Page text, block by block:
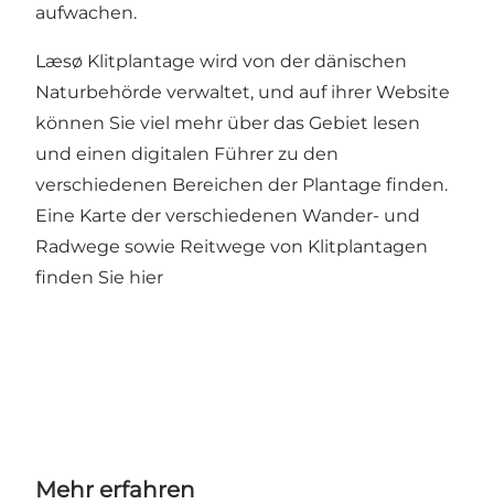
aufwachen.
Læsø Klitplantage wird von der dänischen
Naturbehörde verwaltet, und auf ihrer Website
können Sie viel mehr über das Gebiet lesen
und einen digitalen Führer zu den
verschiedenen Bereichen der Plantage finden.
Eine Karte der verschiedenen Wander- und
Radwege sowie Reitwege von Klitplantagen
finden Sie hier
Mehr erfahren